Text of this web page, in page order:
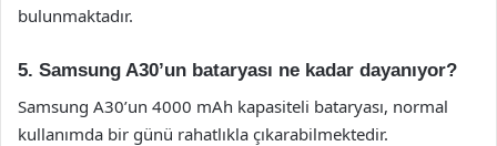
bulunmaktadır.
5. Samsung A30’un bataryası ne kadar dayanıyor?
Samsung A30’un 4000 mAh kapasiteli bataryası, normal
kullanımda bir günü rahatlıkla çıkarabilmektedir.